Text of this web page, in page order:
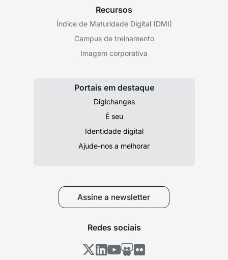
Recursos
Índice de Maturidade Digital (DMI)
Campus de treinamento
Imagem corporativa
Portais em destaque
Digichanges
É seu
Identidade digital
Ajude-nos a melhorar
Assine a newsletter
Redes sociais